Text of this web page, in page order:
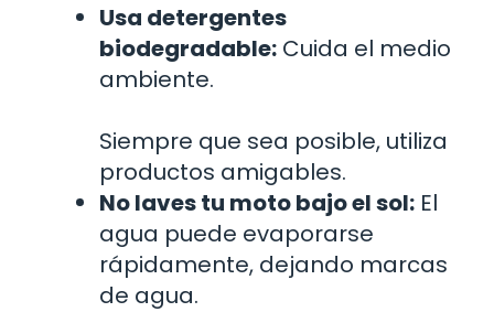
Usa detergentes
biodegradable: Cuida el medio
ambiente.
Siempre que sea posible, utiliza
productos amigables.
No laves tu moto bajo el sol: El
agua puede evaporarse
rápidamente, dejando marcas
de agua.